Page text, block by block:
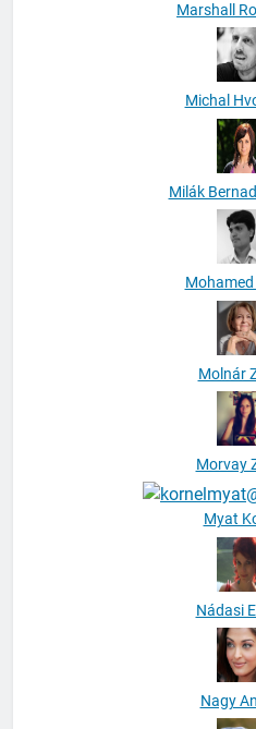
Marshall
Michal
Milák
Molnár
Morvay
Myat
Nádasi
Nagy